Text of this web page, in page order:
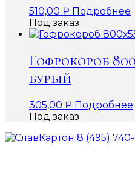
510,00 ₽ Подробнее
Под заказ
Гофрокороб
бурый
305,00 ₽ Подробнее
Под заказ
8 (495)